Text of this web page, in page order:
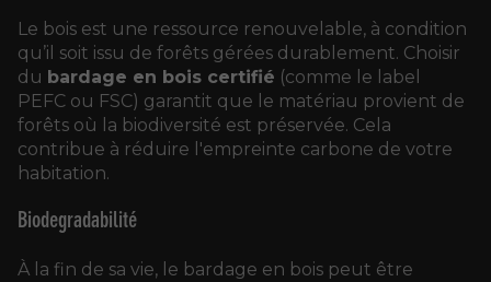
Le bois est une ressource renouvelable, à condition
qu’il soit issu de forêts gérées durablement. Choisir
du bardage en bois certifié (comme le label
PEFC ou FSC) garantit que le matériau provient de
forêts où la biodiversité est préservée. Cela
contribue à réduire l'empreinte carbone de votre
habitation.
Biodegradabilité
À la fin de sa vie, le bardage en bois peut être